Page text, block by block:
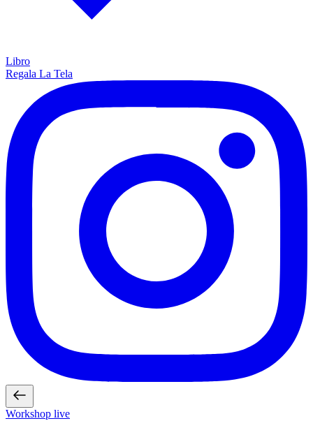
Libro
Regala La Tela
Workshop live